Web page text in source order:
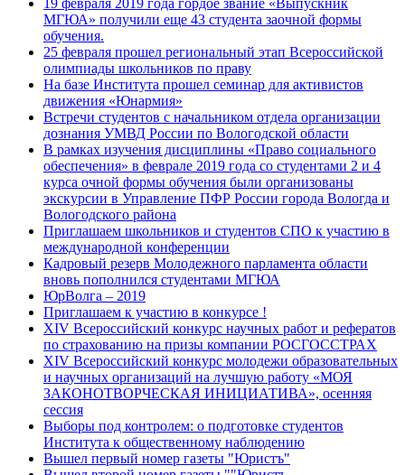
19 февраля 2019 года гордое звание «Выпускник
МГЮА» получили еще 43 студента заочной формы
обучения.
25 февраля прошел региональный этап Всероссийской
олимпиады школьников по праву
На базе Института прошел семинар для активистов
движения «Юнармия»
Встречи студентов с начальником отдела организации
дознания УМВД России по Вологодской области
В рамках изучения дисциплины «Право социального
обеспечения» в феврале 2019 года со студентами 2 и 4
курса очной формы обучения были организованы
экскурсии в Управление ПФР России города Вологда и
Вологодского района
Приглашаем школьников и студентов СПО к участию в
международной конференции
Кадровый резерв Молодежного парламента области
вновь пополнился студентами МГЮА
ЮрВолга – 2019
Приглашаем к участию в конкурсе !
XIV Всероссийский конкурс научных работ и рефератов
по страхованию на призы компании РОСГОССТРАХ
XIV Всероссийский конкурс молодежи образовательных
и научных организаций на лучшую работу «МОЯ
ЗАКОНОТВОРЧЕСКАЯ ИНИЦИАТИВА», осенняя
сессия
Выборы под контролем: о подготовке студентов
Института к общественному наблюдению
Вышел первый номер газеты "Юристъ"